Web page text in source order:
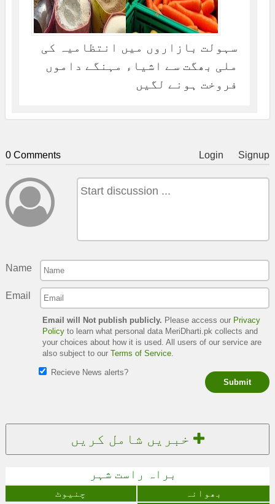
سہولت بازاروں میں انتظامیہ کی
ملی بھگت سے اشیاء مہنگے داموں
فروخت ہونے لگیں
0 Comments Login Signup
Name
Email
Email will Not publish publicly. Please access our Privacy
Policyto learn what personal data MeriDharti.pk collects and
your choices about how it is used. All users of our service are
also subject to our Terms of Service.
Recieve News alerts?
Submit
خبریں شامل کریں
براہ راست شہر
بھوانہ
چنیوٹ